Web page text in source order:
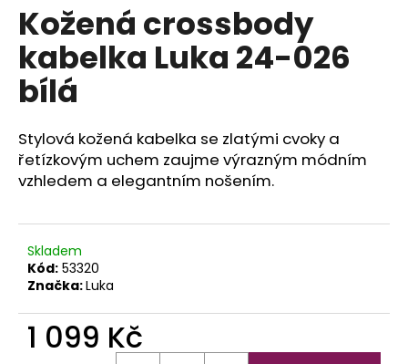
Kožená crossbody
kabelka Luka 24-026
bílá
Stylová kožená kabelka se zlatými cvoky a
řetízkovým uchem zaujme výrazným módním
vzhledem a elegantním nošením.
Skladem
Kód: 53320
Značka:Luka
1 099 Kč
D
o
p
o
r
č
u
j
m